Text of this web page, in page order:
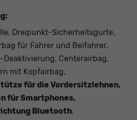
Dreipunkt-Sicherheitsgurte,
für Fahrer und Beifahrer,
Deaktivierung, Centerairbag,
mit Kopfairbag,
für die Vordersitzlehnen,
für Smartphones,
Bluetooth,